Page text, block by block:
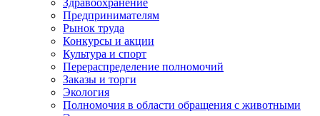
Здравоохранение
Предпринимателям
Рынок труда
Конкурсы и акции
Культура и спорт
Перераспределение полномочий
Заказы и торги
Экология
Полномочия в области обращения с животными